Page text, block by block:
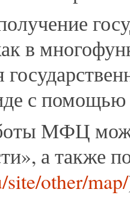
в
с помощью
МФЦ
а также
other/map/